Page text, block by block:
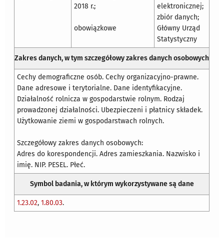
2018 r.;
obowiązkowe
elektronicznej;
zbiór danych;
Główny Urząd
Statystyczny
Zakres danych, w tym szczegółowy zakres danych osobowych
Cechy demograficzne osób. Cechy organizacyjno-prawne.
Dane adresowe i terytorialne. Dane identyfikacyjne.
Działalność rolnicza w gospodarstwie rolnym. Rodzaj
prowadzonej działalności. Ubezpieczeni i płatnicy składek.
Użytkowanie ziemi w gospodarstwach rolnych.
Szczegółowy zakres danych osobowych:
Adres do korespondencji. Adres zamieszkania. Nazwisko i
imię. NIP. PESEL. Płeć.
Symbol badania, w którym wykorzystywane są dane
1.23.02,1.80.03.